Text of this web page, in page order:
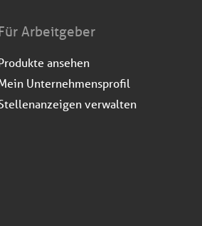
Arbeitgeber
ansehen
Unternehmensprofil
verwalten